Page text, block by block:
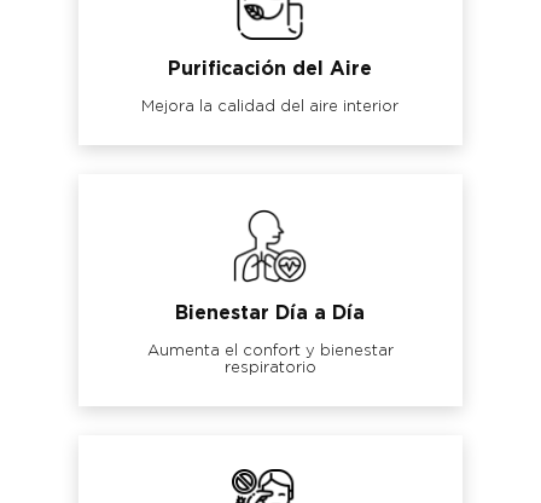
Purificación del Aire
Mejora la calidad del aire interior
Bienestar Día a Día
Aumenta el confort y bienestar
respiratorio